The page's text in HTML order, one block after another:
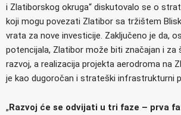
i Zlatiborskog okruga“ diskutovalo se o
koji mogu povezati Zlatibor sa tržištem
vrata za nove investicije. Zaključeno je da,
potencijala, Zlatibor može biti značajan i za
razvoj, a realizacija projekta aerodroma na
je kao dugoročan i strateški infrastrukturni
„Razvoj će se odvijati u tri faze – prva